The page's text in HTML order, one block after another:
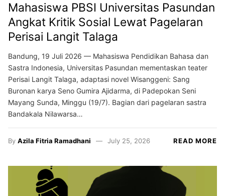
Mahasiswa PBSI Universitas Pasundan
Angkat Kritik Sosial Lewat Pagelaran
Perisai Langit Talaga
Bandung, 19 Juli 2026 — Mahasiswa Pendidikan Bahasa dan
Sastra Indonesia, Universitas Pasundan mementaskan teater
Perisai Langit Talaga, adaptasi novel Wisanggeni: Sang
Buronan karya Seno Gumira Ajidarma, di Padepokan Seni
Mayang Sunda, Minggu (19/7). Bagian dari pagelaran sastra
Bandakala Nilawarsa…
By Azila Fitria Ramadhani July 25, 2026 READ MORE